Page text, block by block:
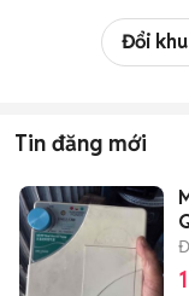
Đổi
Tin đăng mới